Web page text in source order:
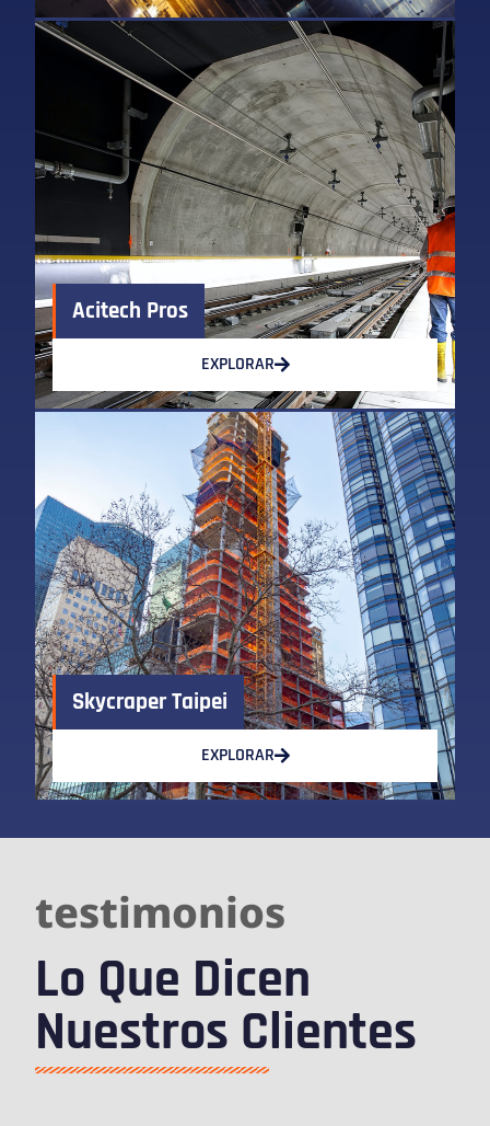
Acitech Pros
EXPLORAR
Skycraper Taipei
EXPLORAR
testimonios
Lo Que Dicen
Nuestros Clientes